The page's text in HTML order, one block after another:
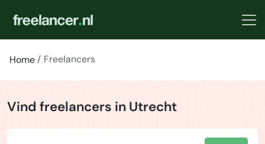
Home Freelancers
Vind freelancers in Utrecht